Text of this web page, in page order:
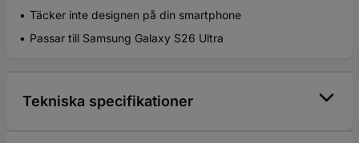
Täcker inte designen på din smartphone
Passar till Samsung Galaxy S26 Ultra
Tekniska specifikationer